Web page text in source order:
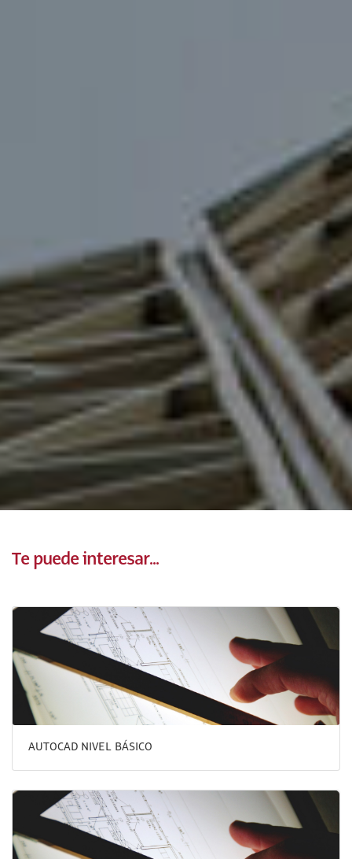
Te puede interesar...
AUTOCAD NIVEL BÁSICO